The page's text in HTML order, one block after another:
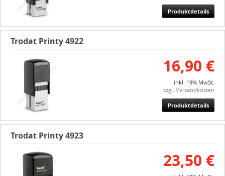
Produktdetails
Trodat Printy 4922
16,90 €
inkl. 19% MwSt.
zzgl. Versandkosten
Produktdetails
Trodat Printy 4923
23,50 €